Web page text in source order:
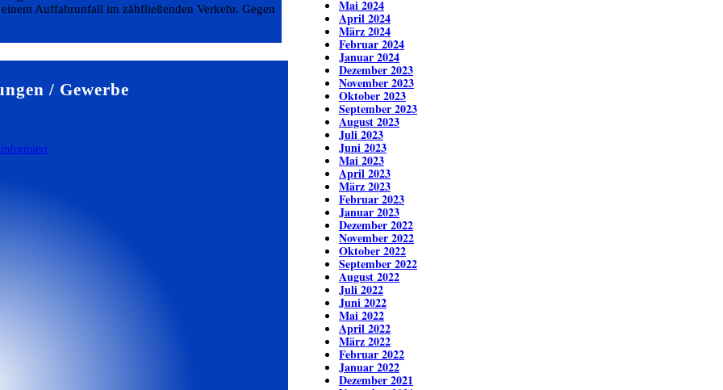
Auffahrunfall im zähfließenden Verkehr. Gegen
/ Gewerbe
Mai 2024
April 2024
März 2024
Februar 2024
Januar 2024
Dezember 2023
November 2023
Oktober 2023
September 2023
August 2023
Juli 2023
Juni 2023
Mai 2023
April 2023
März 2023
Februar 2023
Januar 2023
Dezember 2022
November 2022
Oktober 2022
September 2022
August 2022
Juli 2022
Juni 2022
Mai 2022
April 2022
März 2022
Februar 2022
Januar 2022
Dezember 2021